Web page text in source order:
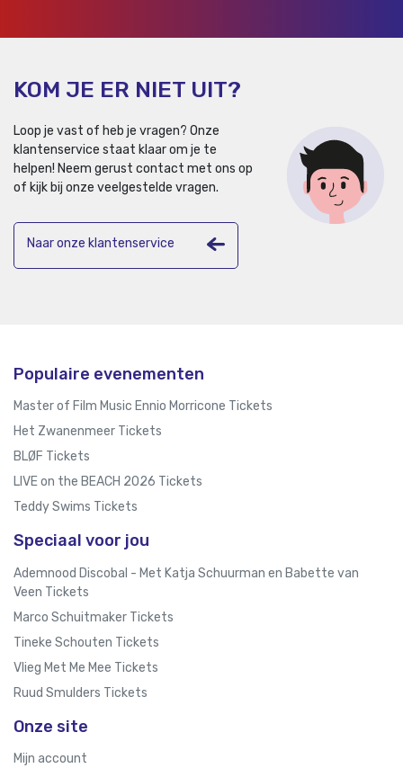
KOM JE ER NIET UIT?
Loop je vast of heb je vragen? Onze
klantenservice staat klaar om je te
helpen! Neem gerust contact met ons op
of kijk bij onze veelgestelde vragen.
Naar onze klantenservice
Populaire evenementen
Master of Film Music Ennio Morricone Tickets
Het Zwanenmeer Tickets
BLØF Tickets
LIVE on the BEACH 2026 Tickets
Teddy Swims Tickets
Speciaal voor jou
Ademnood Discobal - Met Katja Schuurman en Babette van
Veen Tickets
Marco Schuitmaker Tickets
Tineke Schouten Tickets
Vlieg Met Me Mee Tickets
Ruud Smulders Tickets
Onze site
Mijn account